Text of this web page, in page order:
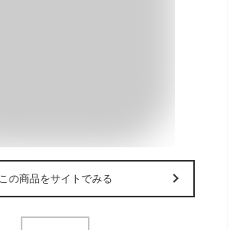
この商品をサイトでみる